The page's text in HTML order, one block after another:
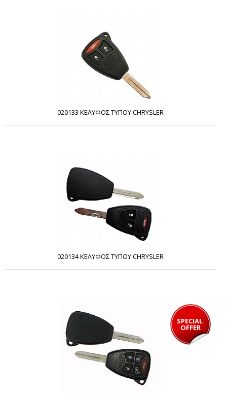
020133 ΚΕΛΥΦΟΣ ΤΥΠΟΥ CHRYSLER
020134 ΚΕΛΥΦΟΣ ΤΥΠΟΥ CHRYSLER
SPECIAL
OFFER